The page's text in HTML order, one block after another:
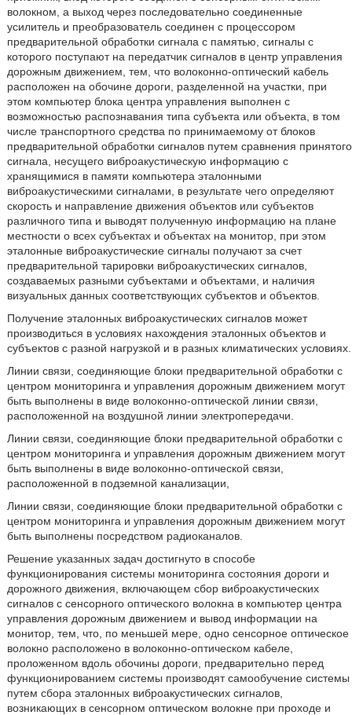
волокном, а выход через последовательно соединенные
усилитель и преобразователь соединен с процессором
предварительной обработки сигнала с памятью, сигналы с
которого поступают на передатчик сигналов в центр управления
дорожным движением, тем, что волоконно-оптический кабель
расположен на обочине дороги, разделенной на участки, при
этом компьютер блока центра управления выполнен с
возможностью распознавания типа субъекта или объекта, в том
числе транспортного средства по принимаемому от блоков
предварительной обработки сигналов путем сравнения принятого
сигнала, несущего виброакустическую информацию с
хранящимися в памяти компьютера эталонными
виброакустическими сигналами, в результате чего определяют
скорость и направление движения объектов или субъектов
различного типа и выводят полученную информацию на плане
местности о всех субъектах и объектах на монитор, при этом
эталонные виброакустические сигналы получают за счет
предварительной тарировки виброакустических сигналов,
создаваемых разными субъектами и объектами, и наличия
визуальных данных соответствующих субъектов и объектов.
Получение эталонных виброакустических сигналов может
производиться в условиях нахождения эталонных объектов и
субъектов с разной нагрузкой и в разных климатических условиях.
Линии связи, соединяющие блоки предварительной обработки с
центром мониторинга и управления дорожным движением могут
быть выполнены в виде волоконно-оптической линии связи,
расположенной на воздушной линии электропередачи.
Линии связи, соединяющие блоки предварительной обработки с
центром мониторинга и управления дорожным движением могут
быть выполнены в виде волоконно-оптической связи,
расположенной в подземной канализации,
Линии связи, соединяющие блоки предварительной обработки с
центром мониторинга и управления дорожным движением могут
быть выполнены посредством радиоканалов.
Решение указанных задач достигнуто в способе
функционирования системы мониторинга состояния дороги и
дорожного движения, включающем сбор виброакустических
сигналов с сенсорного оптического волокна в компьютер центра
управления дорожным движением и вывод информации на
монитор, тем, что, по меньшей мере, одно сенсорное оптическое
волокно расположено в волоконно-оптическом кабеле,
проложенном вдоль обочины дороги, предварительно перед
функционированием системы производят самообучение системы
путем сбора эталонных виброакустических сигналов,
возникающих в сенсорном оптическом волокне при проходе и